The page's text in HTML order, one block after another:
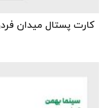
کارت پستال میدان